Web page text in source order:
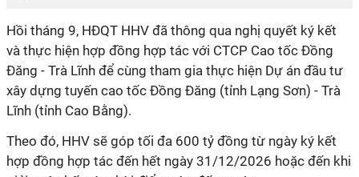
Hồi tháng 9, HĐQT HHV đã thông qua nghị quyết ký kết
và thực hiện hợp đồng hợp tác với CTCP Cao tốc Đồng
Đăng - Trà Lĩnh để cùng tham gia thực hiện Dự án đầu tư
xây dựng tuyến cao tốc Đồng Đăng (tỉnh Lạng Sơn) - Trà
Lĩnh (tỉnh Cao Bằng).
Theo đó, HHV sẽ góp tối đa 600 tỷ đồng từ ngày ký kết
hợp đồng hợp tác đến hết ngày 31/12/2026 hoặc đến khi